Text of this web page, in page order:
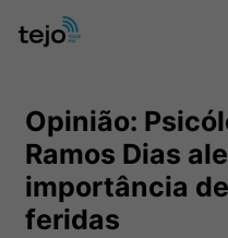
Opinião:
Ramos Dias
importância
feridas